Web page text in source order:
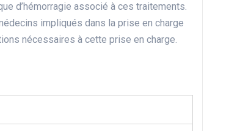
d’hémorragie associé à ces traitements.
impliqués dans la prise en charge
nécessaires à cette prise en charge.